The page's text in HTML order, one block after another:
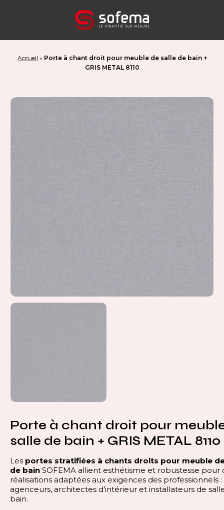
Accueil » Porte à chant droit pour meuble de salle de bain +
GRIS METAL 8110
Porte à chant droit pour
salle de bain + GRIS METAL 8110
Les portes stratifiées à chants droits pour meuble
de bain SOFEMA allient esthétisme et robustesse pour
réalisations adaptées aux exigences des professionnels :
agenceurs, architectes d’intérieur et installateurs de
bain.